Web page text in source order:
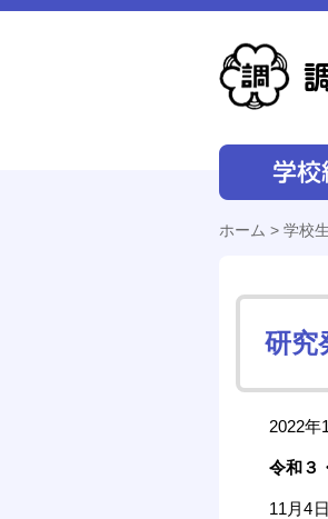
ホーム > 学校
研究
2022年
令和３
11月4